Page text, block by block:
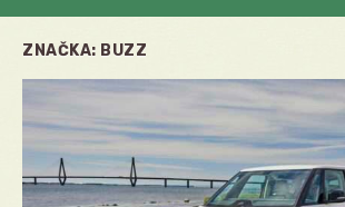
ZNAČKA: BUZZ